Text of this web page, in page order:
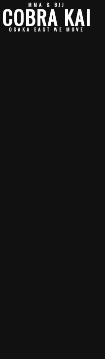
MMA & BJJ
COBRA KAI
OSAKA EAST WE MOVE